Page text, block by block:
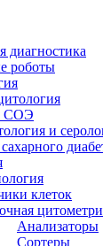
диагностика
роботы
СОЭ
и
клеток
Анализаторы
Сортеры